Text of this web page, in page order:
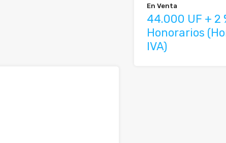
En Venta
44.000 UF + 2
Honorarios
IVA)